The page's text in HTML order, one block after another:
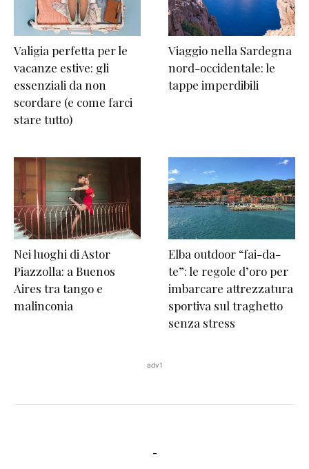
Valigia perfetta per le
vacanze estive: gli
essenziali da non
scordare (e come farci
stare tutto)
Viaggio nella Sardegna
nord-occidentale: le
tappe imperdibili
Nei luoghi di Astor
Piazzolla: a Buenos
Aires tra tango e
malinconia
Elba outdoor “fai-da-
te”: le regole d’oro per
imbarcare attrezzatura
sportiva sul traghetto
senza stress
adv1
-